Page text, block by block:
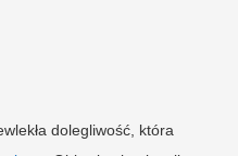
dolegliwość, która